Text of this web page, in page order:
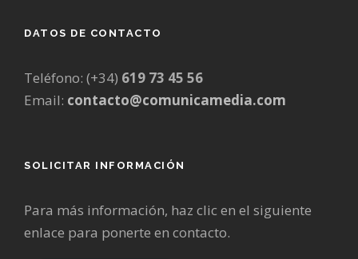
DATOS DE CONTACTO
Teléfono: (+34) 619 73 45 56
Email: contacto@comunicamedia.com
SOLICITAR INFORMACIÓN
Para más información, haz clic en el siguiente
enlace para ponerte en contacto.